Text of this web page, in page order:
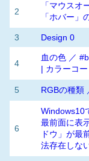
2
「マウスオ
「ホバー」
3 Design 0
4
血の色 ／
| カラーコ
5 RGBの種類
6
Windows10
最前面に表
ドウ」が最
法存在しな